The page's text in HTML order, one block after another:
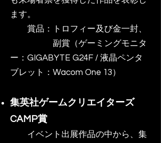
ます。
賞品：トロフィー及び金一封、
副賞（ゲーミングモニタ
ー：GIGABYTE G24F / 液晶ペンタ
ブレット：Wacom One 13）
集英社ゲームクリエイターズ
CAMP賞
イベント出展作品の中から、集